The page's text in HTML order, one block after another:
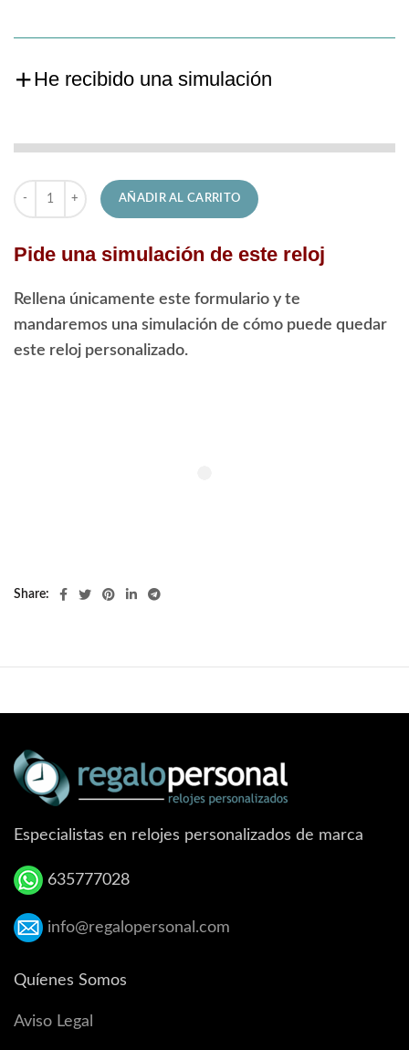
He recibido una simulación
Reloj Festina de Hombre F20698/4 Titanium cantidad
AÑADIR AL CARRITO
Pide una simulación de este reloj
Rellena únicamente este formulario y te
mandaremos una simulación de cómo puede quedar
este reloj personalizado.
Share
Especialistas en relojes personalizados de marca
635777028
info@regalopersonal.com
Quíenes Somos
Aviso Legal